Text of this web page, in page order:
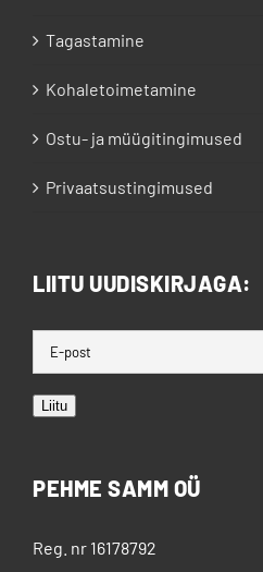
Tagastamine
Kohaletoimetamine
Ostu- ja müügitingimused
Privaatsustingimused
LIITU UUDISKIRJAGA:
Liitu
PEHME SAMM OÜ
Reg. nr 16178792